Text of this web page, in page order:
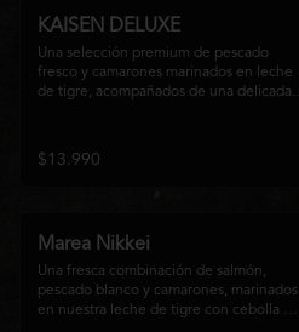
KAISEN DELUXE
Una selección premium de pescado
fresco y camarones marinados en leche
de tigre, acompañados de una delicada
que combina frescura, textura y
elegancia en cada bocado.
$13.990
Marea Nikkei
Una fresca combinación de salmón,
pescado blanco y camarones, marinados
en nuestra leche de tigre con cebolla